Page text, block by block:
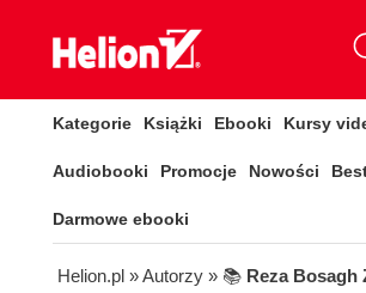
Kategorie Książki Ebooki Kursy
Audiobooki Promocje Nowości
Darmowe ebooki
Helion.pl » Autorzy » 📚 Reza Bosagh